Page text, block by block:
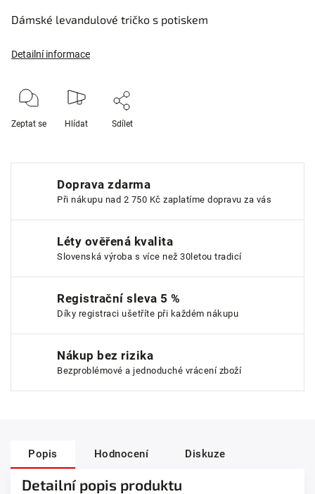
Dámské levandulové tričko s potiskem
Detailní informace
Zeptat se Hlídat Sdílet
Doprava zdarma
Při nákupu nad 2 750 Kč zaplatíme dopravu za vás
Léty ověřená kvalita
Slovenská výroba s více než 30letou tradicí
Registrační sleva 5 %
Díky registraci ušetříte při každém nákupu
Nákup bez rizika
Bezproblémové a jednoduché vrácení zboží
Popis Hodnocení Diskuze
Detailní popis produktu